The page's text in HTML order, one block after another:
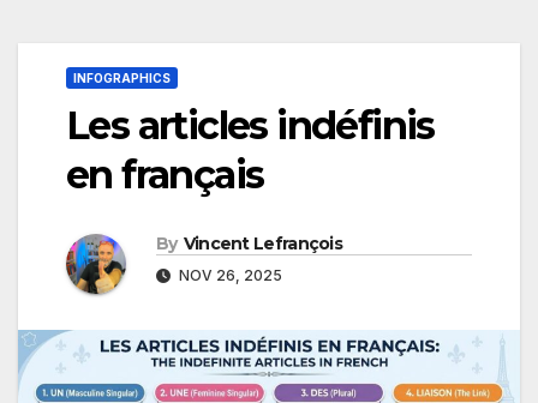
INFOGRAPHICS
Les articles indéfinis
en français
By Vincent Lefrançois
NOV 26, 2025